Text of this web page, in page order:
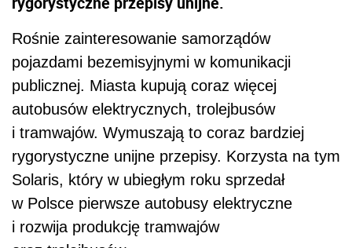
Rośnie zainteresowanie samorządów
pojazdami bezemisyjnymi w komunikacji
publicznej. Miasta kupują coraz więcej
autobusów elektrycznych, trolejbusów
i tramwajów. Wymuszają to coraz bardziej
rygorystyczne unijne przepisy. Korzysta na tym
Solaris, który w ubiegłym roku sprzedał
w Polsce pierwsze autobusy elektryczne
i rozwija produkcję tramwajów